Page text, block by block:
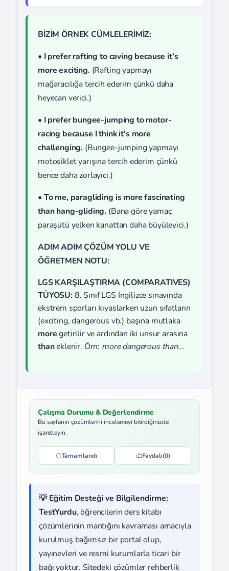
BİZİM ÖRNEK CÜMLELERİMİZ:
• I prefer rafting to caving because it's
more exciting. (Rafting yapmayı
mağaracılığa tercih ederim çünkü daha
heyecan verici.)
• I prefer bungee-jumping to motor-
racing because I think it's more
challenging. (Bungee-jumping yapmayı
motosiklet yarışına tercih ederim çünkü
bence daha zorlayıcı.)
• To me, paragliding is more fascinating
than hang-gliding. (Bana göre yamaç
paraşütü yelken kanattan daha büyüleyici.)
ADIM ADIM ÇÖZÜM YOLU VE
ÖĞRETMEN NOTU:
LGS KARŞILAŞTIRMA (COMPARATIVES)
TÜYOSU: 8. Sınıf LGS İngilizce sınavında
ekstrem sporları kıyaslarken uzun sıfatların
(exciting, dangerous vb.) başına mutlaka
moregetirilir ve ardından iki unsur arasına
thaneklenir. Örn: more dangerous than...
Çalışma Durumu & Değerlendirme
Bu sayfanın çözümlerini incelemeyi bitirdiğinizde
işaretleyin.
Tamamlandı Faydalı(0)
💡 Eğitim Desteği ve Bilgilendirme:
TestYurdu, öğrencilerin ders kitabı
çözümlerinin mantığını kavraması amacıyla
kurulmuş bağımsız bir portal olup,
yayınevleri ve resmi kurumlarla ticari bir
bağı yoktur. Sitedeki çözümler rehberlik